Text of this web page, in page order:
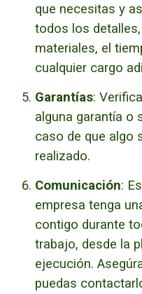
que necesitas y
todos los
materiales, el
cualquier cargo
Garantías:
alguna garantía o
caso de que algo
realizado.
Comunicación:
empresa tenga
contigo durante
trabajo, desde la
ejecución.
puedas